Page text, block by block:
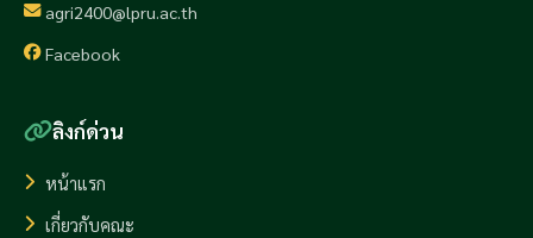
agri2400@lpru.ac.th
Facebook
ลิงก์ด่วน
หน้าแรก
เกี่ยวกับคณะ